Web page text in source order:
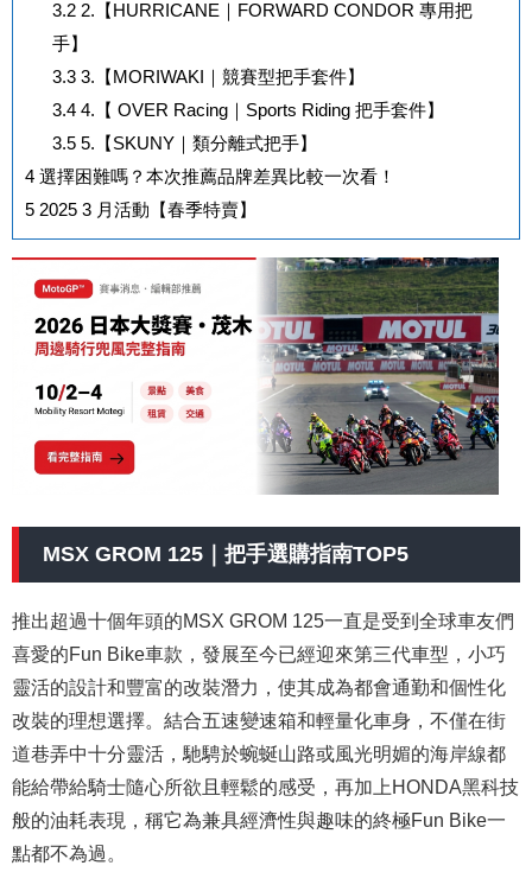
3.22.【HURRICANE｜FORWARD CONDOR 專用把
手】
3.33.【MORIWAKI｜競賽型把手套件】
3.44.【 OVER Racing｜Sports Riding 把手套件】
3.55.【SKUNY｜類分離式把手】
4 選擇困難嗎？本次推薦品牌差異比較一次看！
5 2025 3 月活動【春季特賣】
MSX GROM 125｜把手選購指南TOP5
推出超過十個年頭的MSX GROM 125一直是受到全球車友們
喜愛的Fun Bike車款，發展至今已經迎來第三代車型，小巧
靈活的設計和豐富的改裝潛力，使其成為都會通勤和個性化
改裝的理想選擇。結合五速變速箱和輕量化車身，不僅在街
道巷弄中十分靈活，馳騁於蜿蜒山路或風光明媚的海岸線都
能給帶給騎士隨心所欲且輕鬆的感受，再加上HONDA黑科技
般的油耗表現，稱它為兼具經濟性與趣味的終極Fun Bike一
點都不為過。